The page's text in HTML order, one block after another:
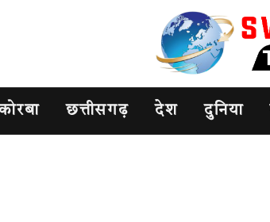
छत्तीसगढ़ देश दुनिया